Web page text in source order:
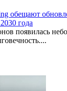
обещают
года
появилась